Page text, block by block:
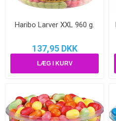
Haribo Larver XXL 960 g.
137,95 DKK